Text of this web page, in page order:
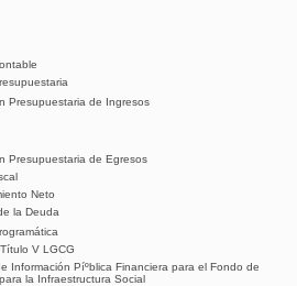
Presupuestaria de Ingresos
Presupuestaria de Egresos
Neto
la Deuda
V LGCG
Información Píºblica Financiera para el Fondo de
la Infraestructura Social